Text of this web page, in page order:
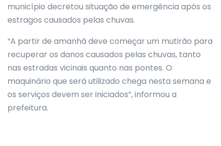
município decretou situação de emergência após os
estragos causados pelas chuvas.
“A partir de amanhã deve começar um mutirão para
recuperar os danos causados pelas chuvas, tanto
nas estradas vicinais quanto nas pontes. O
maquinário que será utilizado chega nesta semana e
os serviços devem ser iniciados”, informou a
prefeitura.